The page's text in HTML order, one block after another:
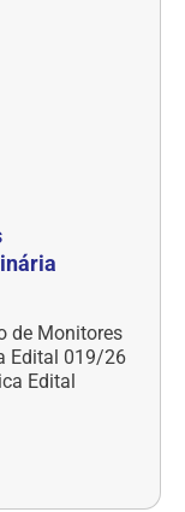
de Monitores
Edital 019/26
Edital